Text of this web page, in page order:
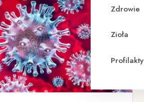
Zdrowie
Zioła